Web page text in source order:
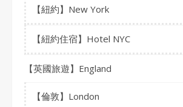
【紐約】New York
【紐約住宿】Hotel NYC
【英國旅遊】England
【倫敦】London